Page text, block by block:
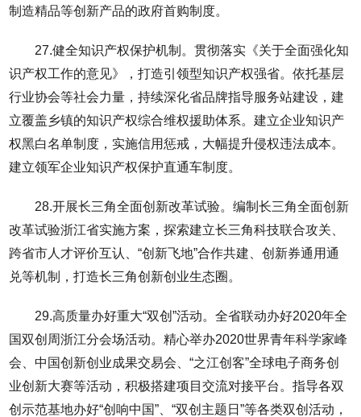
制造精品等创新产品的政府首购制度。
27.健全知识产权保护机制。贯彻落实《关于全面强化知
识产权工作的意见》，打造引领型知识产权强省。依托基层
行业协会等社会力量，持续深化省品牌指导服务站建设，建
立覆盖乡镇的知识产权综合维权援助体系。建立企业知识产
权黑白名单制度，实施信用惩戒，大幅提升侵权违法成本。
建立领军企业知识产权保护直通车制度。
28.开展长三角全面创新改革试验。编制长三角全面创新
改革试验浙江省实施方案，探索建立长三角科技联合攻关、
跨省市人才评价互认、“创新飞地”合作共建、创新券通用通
兑等机制，打造长三角创新创业生态圈。
29.高质量办好重大“双创”活动。全省联动办好2020年全
国双创周浙江分会场活动。精心举办2020世界青年科学家峰
会、中国创新创业成果交易会、“之江创客”全球电子商务创
业创新大赛等活动，积极搭建项目交流对接平台。指导各双
创示范基地办好“创响中国”、“双创主题日”等各类双创活动，